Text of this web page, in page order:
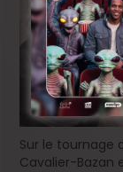
Sur le tournage
Cavalier-Bazan